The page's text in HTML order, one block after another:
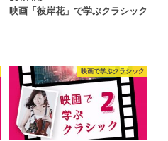
映画「彼岸花」で学ぶクラシック
映画で学ぶクラシック